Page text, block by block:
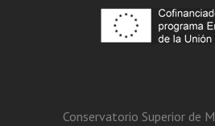
Conservatorio Superior de